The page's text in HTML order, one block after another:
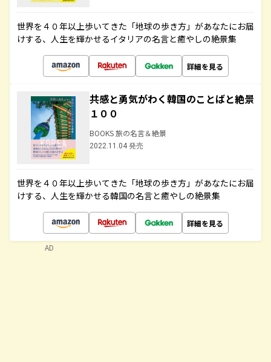
世界を４０年以上歩いてきた「地球の歩き方」があなたにお届
けする、人生を輝かせるイタリアの名言と癒やしの絶景集
詳細を見る
共感と勇気がわく韓国のことばと絶景
１００
BOOKS 旅の名言＆絶景
2022.11.04 発売
世界を４０年以上歩いてきた「地球の歩き方」があなたにお届
けする、人生を輝かせる韓国の名言と癒やしの絶景集
詳細を見る
AD